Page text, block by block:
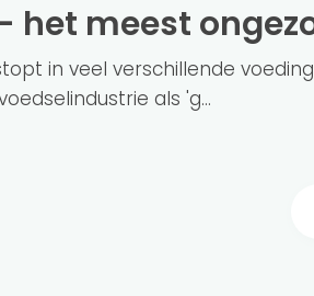
het meest
in veel verschillende
als 'g...